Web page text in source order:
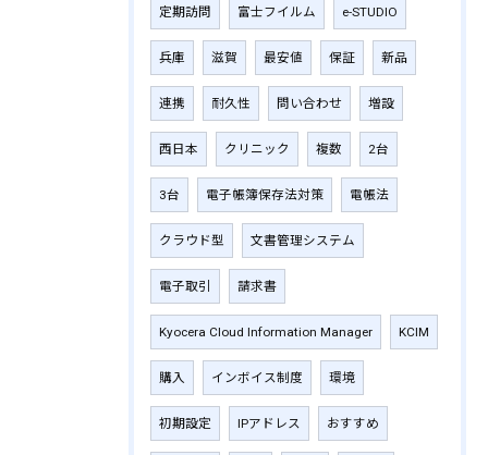
定期訪問 富士フイルム e-STUDIO
兵庫 滋賀 最安値 保証 新品
連携 耐久性 問い合わせ 増設
西日本 クリニック 複数 2台
3台 電子帳簿保存法対策 電帳法
クラウド型 文書管理システム
電子取引 請求書
Kyocera Cloud Information Manager KCIM
購入 インボイス制度 環境
初期設定 IPアドレス おすすめ